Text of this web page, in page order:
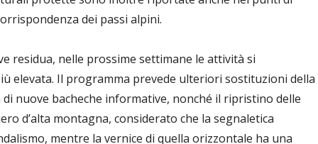
dei passi alpini.
residua, nelle prossime settimane le attività si
elevata. Il programma prevede ulteriori sostituzioni della
nuove bacheche informative, nonché il ripristino delle
d’alta montagna, considerato che la segnaletica
mentre la vernice di quella orizzontale ha una